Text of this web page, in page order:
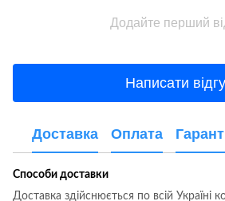
Додайте перший
Написати
Доставка Оплата
Способи доставки
Доставка здійснюється по всій Україні